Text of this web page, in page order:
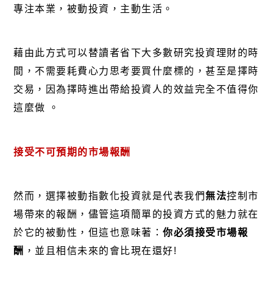
專注本業，被動投資，主動生活。
藉由此方式可以替讀者省下大多數研究投資理財的時
間，不需要耗費心力思考要買什麼標的，甚至是擇時
交易，因為擇時進出帶給投資人的效益完全不值得你
這麼做
。
接受不可預期的市場報酬
然而，選擇被動指數化投資就是代表我們無法控制市
場帶來的報酬，儘管這項簡單的投資方式的魅力就在
於它的被動性，但這也意味著：你必須接受市場報
酬 ，並且相信未來的會比現在還好!